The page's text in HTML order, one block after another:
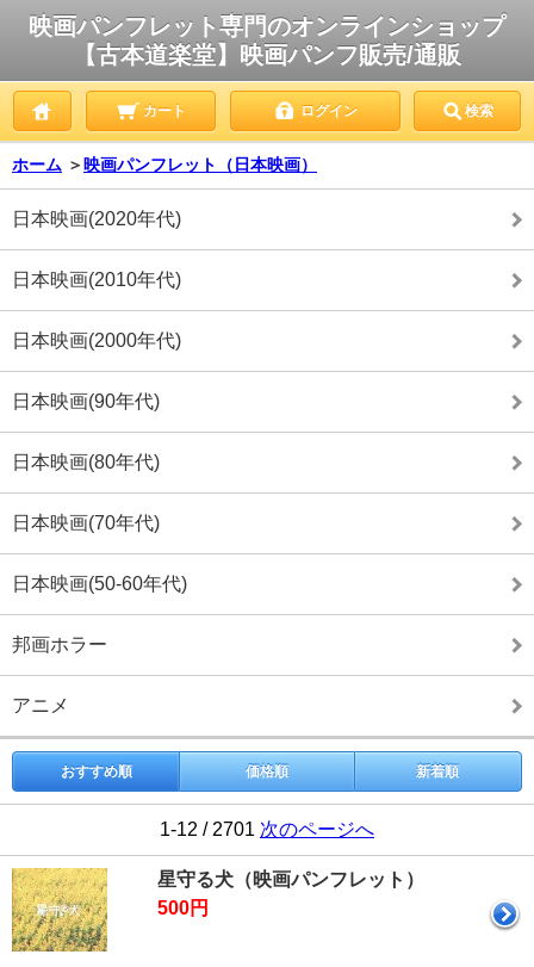
映画パンフレット専門のオンラインショップ
【古本道楽堂】映画パンフ販売/通販
カート ログイン 検索
ホーム ＞ 映画パンフレット（日本映画）
日本映画(2020年代)
日本映画(2010年代)
日本映画(2000年代)
日本映画(90年代)
日本映画(80年代)
日本映画(70年代)
日本映画(50-60年代)
邦画ホラー
アニメ
おすすめ順 価格順 新着順
1-12 / 2701 次のページへ
星守る犬（映画パンフレット）
500円